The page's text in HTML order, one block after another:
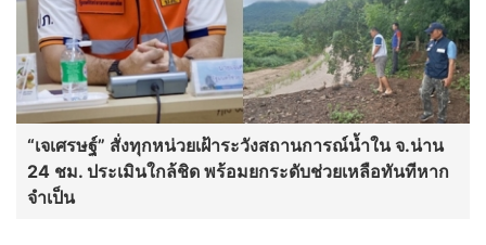
“เจเศรษฐ์” สั่งทุกหน่วยเฝ้าระวังสถานการณ์น้ำใน จ.น่าน
24 ชม. ประเมินใกล้ชิด พร้อมยกระดับช่วยเหลือทันทีหาก
จำเป็น